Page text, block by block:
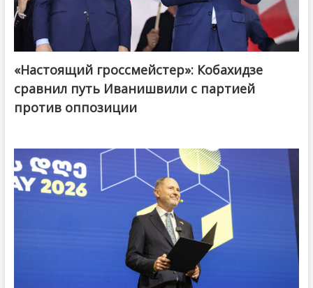
@ქართული ოცნება / Georgian Dream
«Настоящий гроссмейстер»: Кобахидзе
сравнил путь Иванишвили с партией
против оппозиции